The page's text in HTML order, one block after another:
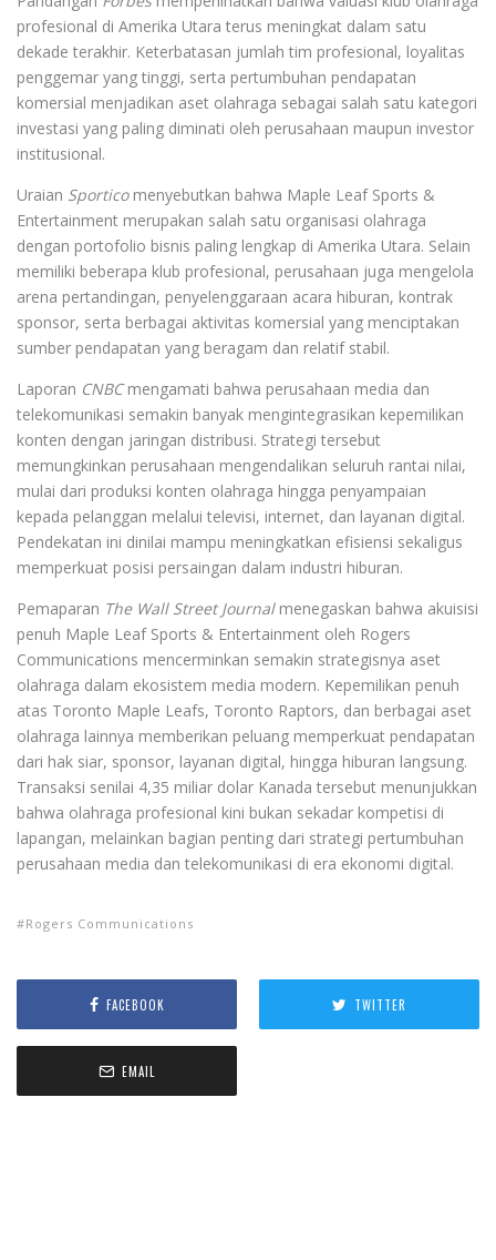
profesional di Amerika Utara terus meningkat dalam satu
dekade terakhir. Keterbatasan jumlah tim profesional, loyalitas
penggemar yang tinggi, serta pertumbuhan pendapatan
komersial menjadikan aset olahraga sebagai salah satu kategori
investasi yang paling diminati oleh perusahaan maupun investor
institusional.
Uraian Sporticomenyebutkan bahwa Maple Leaf Sports &
Entertainment merupakan salah satu organisasi olahraga
dengan portofolio bisnis paling lengkap di Amerika Utara. Selain
memiliki beberapa klub profesional, perusahaan juga mengelola
arena pertandingan, penyelenggaraan acara hiburan, kontrak
sponsor, serta berbagai aktivitas komersial yang menciptakan
sumber pendapatan yang beragam dan relatif stabil.
Laporan CNBCmengamati bahwa perusahaan media dan
telekomunikasi semakin banyak mengintegrasikan kepemilikan
konten dengan jaringan distribusi. Strategi tersebut
memungkinkan perusahaan mengendalikan seluruh rantai nilai,
mulai dari produksi konten olahraga hingga penyampaian
kepada pelanggan melalui televisi, internet, dan layanan digital.
Pendekatan ini dinilai mampu meningkatkan efisiensi sekaligus
memperkuat posisi persaingan dalam industri hiburan.
Pemaparan The Wall Street Journalmenegaskan bahwa akuisisi
penuh Maple Leaf Sports & Entertainment oleh Rogers
Communications mencerminkan semakin strategisnya aset
olahraga dalam ekosistem media modern. Kepemilikan penuh
atas Toronto Maple Leafs, Toronto Raptors, dan berbagai aset
olahraga lainnya memberikan peluang memperkuat pendapatan
dari hak siar, sponsor, layanan digital, hingga hiburan langsung.
Transaksi senilai 4,35 miliar dolar Kanada tersebut menunjukkan
bahwa olahraga profesional kini bukan sekadar kompetisi di
lapangan, melainkan bagian penting dari strategi pertumbuhan
perusahaan media dan telekomunikasi di era ekonomi digital.
Rogers Communications
FACEBOOK TWITTER
EMAIL